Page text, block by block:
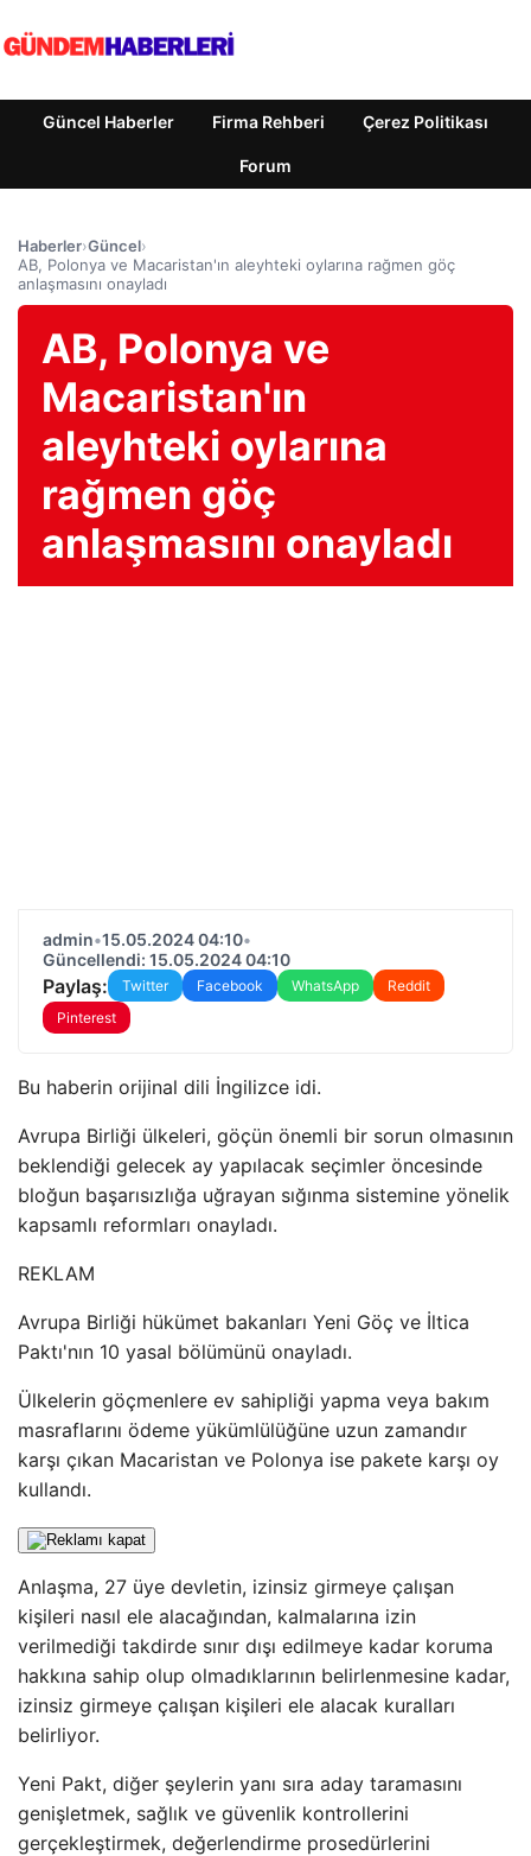
Güncel Haberler Firma Rehberi Çerez Politikası
Forum
Haberler›Güncel›
AB, Polonya ve Macaristan'ın aleyhteki oylarına rağmen göç
anlaşmasını onayladı
AB, Polonya ve
Macaristan'ın
aleyhteki oylarına
rağmen göç
anlaşmasını onayladı
admin•15.05.2024 04:10•
Güncellendi: 15.05.2024 04:10
Paylaş: Twitter Facebook WhatsApp
Reddit
Pinterest
Bu haberin orijinal dili İngilizce idi.
Avrupa Birliği ülkeleri, göçün önemli bir sorun olmasının
beklendiği gelecek ay yapılacak seçimler öncesinde
bloğun başarısızlığa uğrayan sığınma sistemine yönelik
kapsamlı reformları onayladı.
REKLAM
Avrupa Birliği hükümet bakanları Yeni Göç ve İltica
Paktı'nın 10 yasal bölümünü onayladı.
Ülkelerin göçmenlere ev sahipliği yapma veya bakım
masraflarını ödeme yükümlülüğüne uzun zamandır
karşı çıkan Macaristan ve Polonya ise pakete karşı oy
kullandı.
Anlaşma, 27 üye devletin, izinsiz girmeye çalışan
kişileri nasıl ele alacağından, kalmalarına izin
verilmediği takdirde sınır dışı edilmeye kadar koruma
hakkına sahip olup olmadıklarının belirlenmesine kadar,
izinsiz girmeye çalışan kişileri ele alacak kuralları
belirliyor.
Yeni Pakt, diğer şeylerin yanı sıra aday taramasını
genişletmek, sağlık ve güvenlik kontrollerini
gerçekleştirmek, değerlendirme prosedürlerini